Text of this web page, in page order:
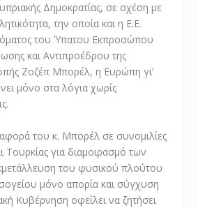
Δημοκρατίας, σε σχέση με
την οποία και η Ε.Ε.
του Ύπατου Εκπροσώπου
και Αντιπροέδρου της
Ζοζέπ Μπορέλ, η Ευρώπη γι’
μόνο στα λόγια χωρίς
του κ. Μπορέλ σε συνομιλίες
Τουρκίας για διαμοιρασμό των
του φυσικού πλούτου
μόνο απορία και σύγχυση
Κυβέρνηση οφείλει να ζητήσει